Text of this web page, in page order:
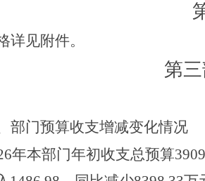
详见附件。
第
部门预算收支增减变化情况
6年本部门年初收支总预算